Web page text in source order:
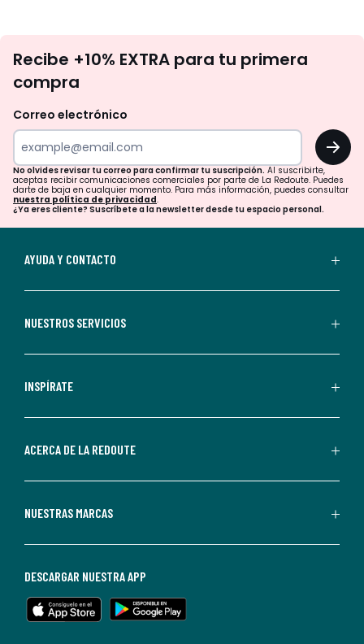
te
tu
para
confirmar
tu
suscripción.
aceptas
comerciales
personalizadas
parte
Redoute.
de
en
cualquier
Recibe +10% EXTRA para tu primera
compra
Correo electrónico
OK
No olvides revisar tu correo para confirmar tu suscripción. Al suscribirte,
aceptas recibir comunicaciones comerciales por parte de La Redoute. Puedes
darte de baja en cualquier momento. Para más información, puedes consultar
nuestra política de privacidad.
¿Ya eres cliente? Suscríbete a la newsletter desde tu espacio personal.
AYUDA Y CONTACTO
NUESTROS SERVICIOS
INSPÍRATE
ACERCA DE LA REDOUTE
NUESTRAS MARCAS
DESCARGAR NUESTRA APP